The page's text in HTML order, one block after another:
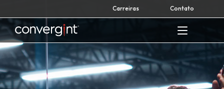
to
content
Carreiras Contato
Home